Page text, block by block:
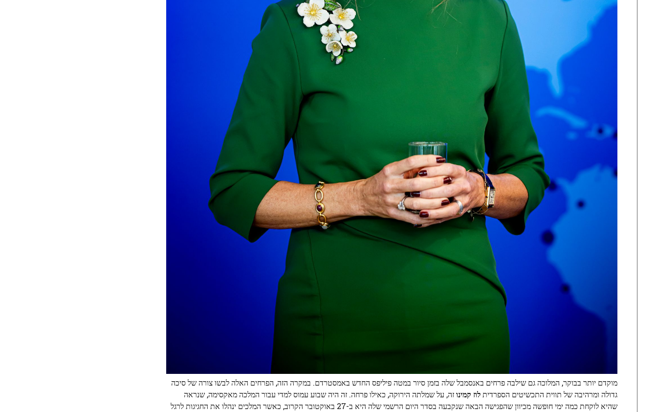
מוקדם יותר בבוקר, המלוכה גם שילבה פרחים באנסמבל שלה בזמן סיור במטה פיליפס החדש באמסטרדם. במקרה הזה, הפרחים האלה לבשו צורה של סיכה
גדולה ומרהיבה של תווית התכשיטים הספרדיתלוז קמינוזה, על שמלתה הירוקה, כאילו פרחה. זה היה שבוע עמוס למדי עבור המלכה מאקסימה, שנראה
שהיא לוקחת כמה ימי חופשה מכיוון שהפגישה הבאה שנקבעה בסדר היום הרשמי שלה היא ב-27 באוקטובר הקרוב, כאשר המלכים ינהלו את החגיגות לרגל